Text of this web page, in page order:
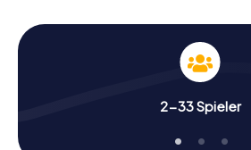
2-33 Spieler